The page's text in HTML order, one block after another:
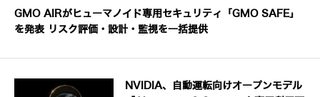
GMO AIRがヒューマノイド専用セキュリティ「GMO SAFE」
を発表 リスク評価・設計・監視を一括提供
NVIDIA、自動運転向けオープンモデル